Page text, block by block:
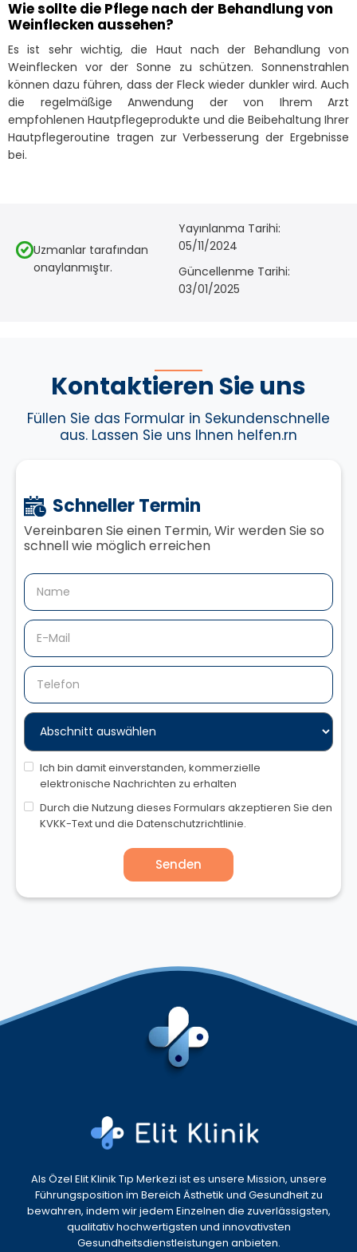
Wie sollte die Pflege nach der Behandlung von
Weinflecken aussehen?
Es ist sehr wichtig, die Haut nach der Behandlung von
Weinflecken vor der Sonne zu schützen. Sonnenstrahlen
können dazu führen, dass der Fleck wieder dunkler wird. Auch
die regelmäßige Anwendung der von Ihrem Arzt
empfohlenen Hautpflegeprodukte und die Beibehaltung Ihrer
Hautpflegeroutine tragen zur Verbesserung der Ergebnisse
bei.
Uzmanlar tarafından
onaylanmıştır.
Yayınlanma Tarihi:
05/11/2024
Güncellenme Tarihi:
03/01/2025
Kontaktieren Sie uns
Füllen Sie das Formular in Sekundenschnelle
aus. Lassen Sie uns Ihnen helfen.rn
Schneller Termin
Vereinbaren Sie einen Termin,‍ Wir werden Sie so
schnell wie möglich erreichen
Ich bin damit einverstanden, kommerzielle
elektronische Nachrichten zu erhalten
Durch die Nutzung dieses Formulars akzeptieren Sie den
KVKK-Text und die Datenschutzrichtlinie.
Als Özel Elit Klinik Tıp Merkezi ist es unsere Mission, unsere
Führungsposition im Bereich Ästhetik und Gesundheit zu
bewahren, indem wir jedem Einzelnen die zuverlässigsten,
qualitativ hochwertigsten und innovativsten
Gesundheitsdienstleistungen anbieten.